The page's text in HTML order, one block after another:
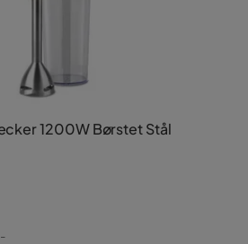
1200W Børstet Stål